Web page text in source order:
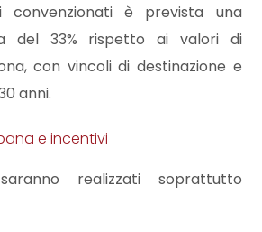
convenzionati è prevista una
del 33% rispetto ai valori di
con vincoli di destinazione e
anni.
e incentivi
realizzati soprattutto